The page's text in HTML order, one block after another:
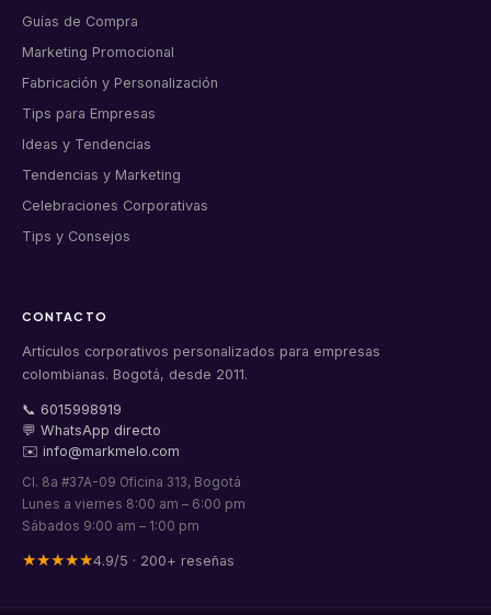
Guías de Compra
Marketing Promocional
Fabricación y Personalización
Tips para Empresas
Ideas y Tendencias
Tendencias y Marketing
Celebraciones Corporativas
Tips y Consejos
CONTACTO
Artículos corporativos personalizados para empresas
colombianas. Bogotá, desde 2011.
📞 6015998919
💬 WhatsApp directo
✉️ info@markmelo.com
Cl. 8a #37A-09 Oficina 313, Bogotá
Lunes a viernes 8:00 am – 6:00 pm
Sábados 9:00 am – 1:00 pm
★★★★★4.9/5 · 200+ reseñas